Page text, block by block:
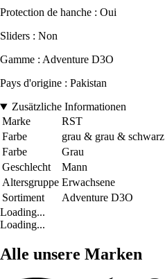
Protection de hanche : Oui
Sliders : Non
Gamme : Adventure D3O
Pays d'origine : Pakistan
Zusätzliche Informationen
Marke
RST
Farbe
grau & grau & schwarz
Farbe
Grau
Geschlecht
Mann
Altersgruppe Erwachsene
Sortiment
Adventure D3O
Loading...
Loading...
Alle unsere Marken